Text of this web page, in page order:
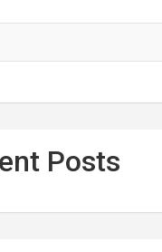
Posts